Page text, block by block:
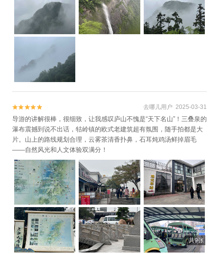

 去哪儿用户 2025-03-31
导游的讲解很棒，很细致，让我感叹庐山不愧是“天下名山”！三叠泉的
瀑布震撼到说不出话，牯岭镇的欧式老建筑超有氛围，随手拍都是大
片。山上的路线规划合理，云雾茶清香扑鼻，石耳炖鸡汤鲜掉眉毛
——自然风光和人文体验双满分！
共9张